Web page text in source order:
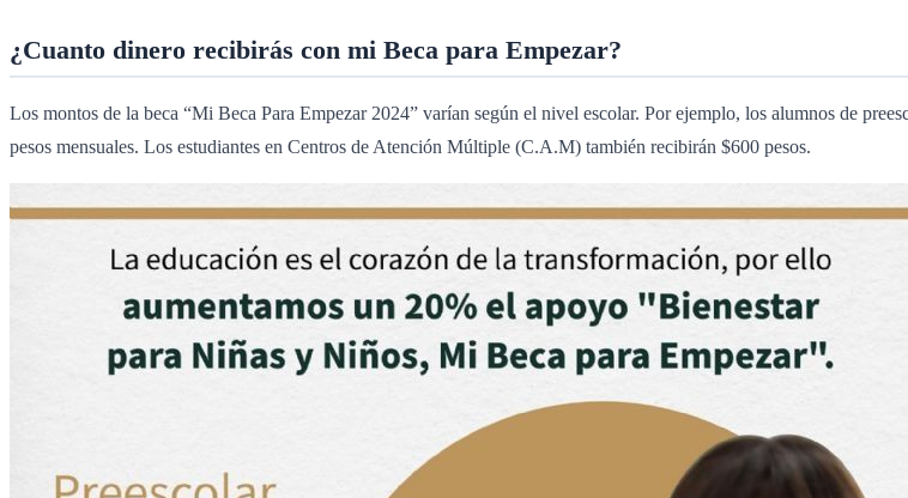
¿Cuanto dinero recibirás con mi Beca para Empezar?
Los montos de la beca “Mi Beca Para Empezar 2024” varían según el nivel escolar. Por ejemplo, los alumnos de
pesos mensuales. Los estudiantes en Centros de Atención Múltiple (C.A.M) también recibirán $600 pesos.